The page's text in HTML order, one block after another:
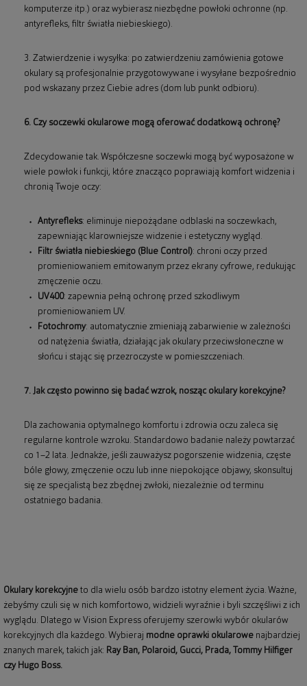
komputerze itp.) oraz wybierasz niezbędne powłoki ochronne (np.
antyrefleks, filtr światła niebieskiego).
3. Zatwierdzenie i wysyłka: po zatwierdzeniu zamówienia gotowe
okulary są profesjonalnie przygotowywane i wysyłane bezpośrednio
pod wskazany przez Ciebie adres (dom lub punkt odbioru).
6. Czy soczewki okularowe mogą oferować dodatkową ochronę?
Zdecydowanie tak. Współczesne soczewki mogą być wyposażone w
wiele powłok i funkcji, które znacząco poprawiają komfort widzenia i
chronią Twoje oczy:
Antyrefleks: eliminuje niepożądane odblaski na soczewkach,
zapewniając klarowniejsze widzenie i estetyczny wygląd.
Filtr światła niebieskiego (Blue Control): chroni oczy przed
promieniowaniem emitowanym przez ekrany cyfrowe, redukując
zmęczenie oczu.
UV400: zapewnia pełną ochronę przed szkodliwym
promieniowaniem UV.
Fotochromy: automatycznie zmieniają zabarwienie w zależności
od natężenia światła, działając jak okulary przeciwsłoneczne w
słońcu i stając się przezroczyste w pomieszczeniach.
7. Jak często powinno się badać wzrok, nosząc okulary korekcyjne?
Dla zachowania optymalnego komfortu i zdrowia oczu zaleca się
regularne kontrole wzroku. Standardowo badanie należy powtarzać
co 1–2 lata. Jednakże, jeśli zauważysz pogorszenie widzenia, częste
bóle głowy, zmęczenie oczu lub inne niepokojące objawy, skonsultuj
się ze specjalistą bez zbędnej zwłoki, niezależnie od terminu
ostatniego badania.
Okulary korekcyjne to dla wielu osób bardzo istotny element życia. Ważne,
żebyśmy czuli się w nich komfortowo, widzieli wyraźnie i byli szczęśliwi z ich
wyglądu. Dlatego w Vision Express oferujemy szerowki wybór okularów
korekcyjnych dla każdego. Wybieraj modne oprawki okularowe najbardziej
znanych marek, takich jak: Ray Ban, Polaroid , Gucci, Prada, Tommy Hilfiger
czy Hugo Boss.